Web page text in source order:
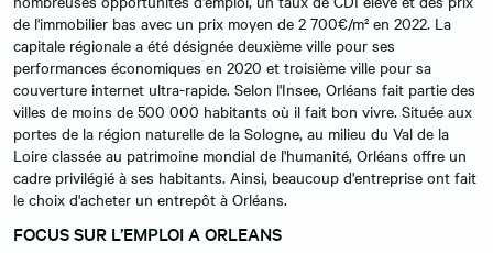
de l'immobilier bas avec un prix moyen de 2 700€/m² en 2022. La
capitale régionale a été désignée deuxième ville pour ses
performances économiques en 2020 et troisième ville pour sa
couverture internet ultra-rapide. Selon l'Insee, Orléans fait partie des
villes de moins de 500 000 habitants où il fait bon vivre. Située aux
portes de la région naturelle de la Sologne, au milieu du Val de la
Loire classée au patrimoine mondial de l'humanité, Orléans offre un
cadre privilégié à ses habitants. Ainsi, beaucoup d'entreprise ont fait
le choix d'acheter un entrepôt à Orléans.
FOCUS SUR L’EMPLOI A ORLEANS